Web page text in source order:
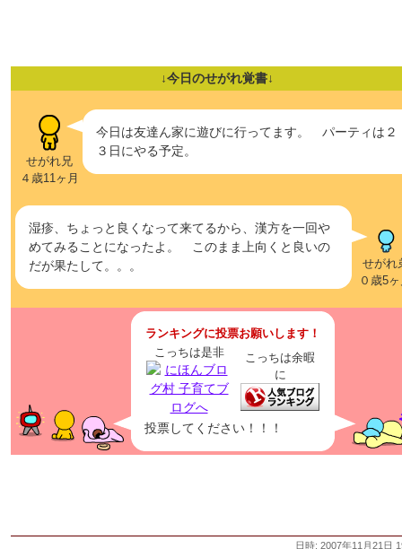
↓今日のせがれ覚書↓
せがれ兄
４歳11ヶ月
今日は友達ん家に遊びに行ってます。 パーティは２
３日にやる予定。
湿疹、ちょっと良くなって来てるから、漢方を一回や
めてみることになったよ。 このまま上向くと良いの
だが果たして。。。
せがれ
０歳5
ランキングに投票お願いします！
こっちは是非
こっちは余暇
に
投票してください！！！
日時: 2007年11月21日